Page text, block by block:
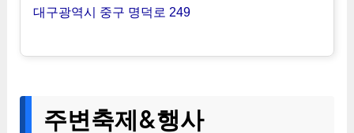
대구광역시 중구 명덕로 249
주변축제&행사